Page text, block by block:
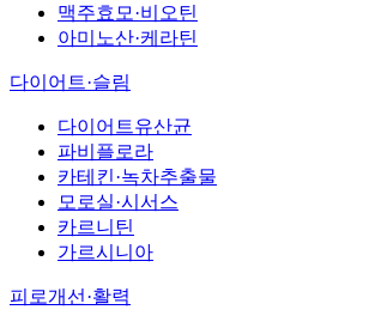
맥주효모·비오틴
아미노산·케라틴
다이어트·슬림
다이어트유산균
파비플로라
카테킨·녹차추출물
모로실·시서스
카르니틴
가르시니아
피로개선·활력